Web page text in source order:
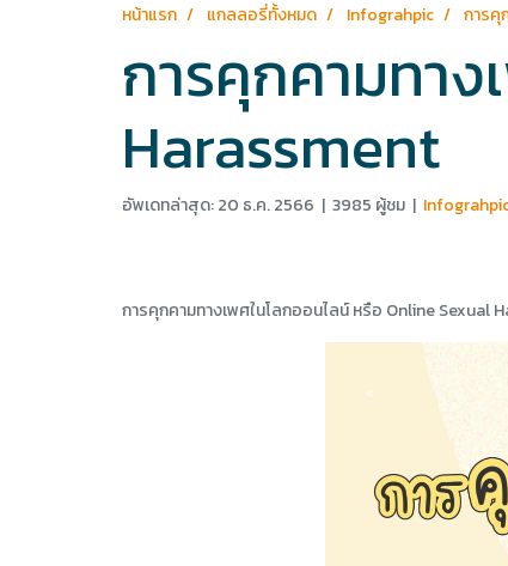
หน้าแรก แกลลอรี่ทั้งหมด Infograhpic การคุ
การคุกคามทาง
Harassment
อัพเดทล่าสุด: 20 ธ.ค. 2566 | 3985 ผู้ชม |
การคุกคามทางเพศในโลกออนไลน์ หรือ Online Sexual